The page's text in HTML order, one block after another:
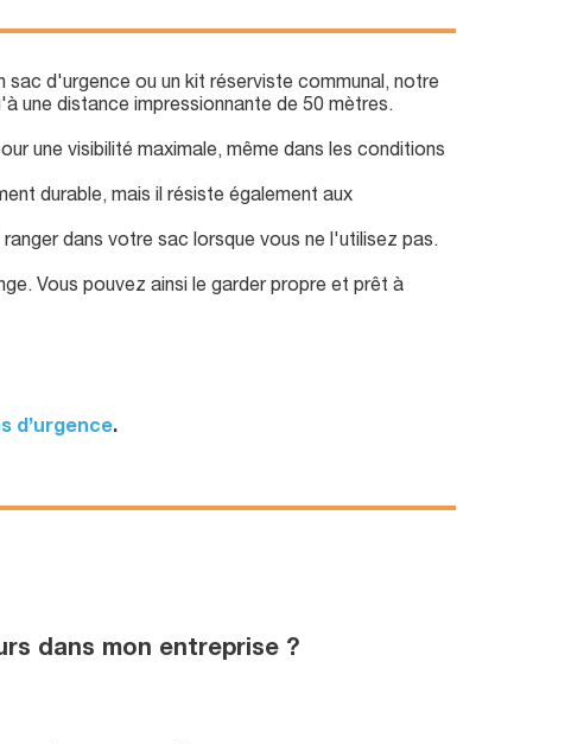
d'urgence ou un kit réserviste communal, notre
une distance impressionnante de 50 mètres.
une visibilité maximale, même dans les conditions
durable, mais il résiste également aux
dans votre sac lorsque vous ne l'utilisez pas.
Vous pouvez ainsi le garder propre et prêt à
d’urgence.
dans mon entreprise ?